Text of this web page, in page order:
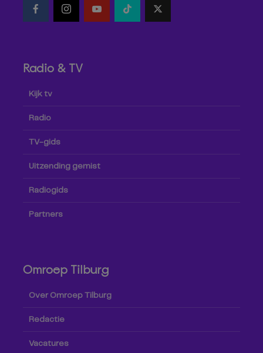
Radio & TV
Kijk tv
Radio
TV-gids
Uitzending gemist
Radiogids
Partners
Omroep Tilburg
Over Omroep Tilburg
Redactie
Vacatures